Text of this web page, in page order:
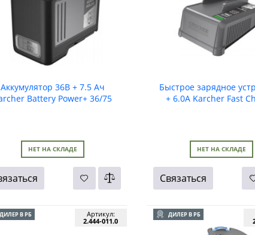
Аккумулятор 36В + 7.5 Ач
Battery Power+ 36/75
НЕТ НА СКЛАДЕ
Быстрое зарядное
+ 6.0А Karcher Fast
НЕТ НА СКЛАДЕ
Связаться
В РБ
Артикул:
2.444-011.0
ДИЛЕР В РБ